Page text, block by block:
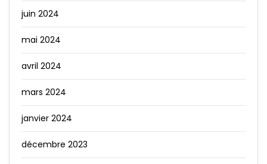
juin 2024
mai 2024
avril 2024
mars 2024
janvier 2024
décembre 2023